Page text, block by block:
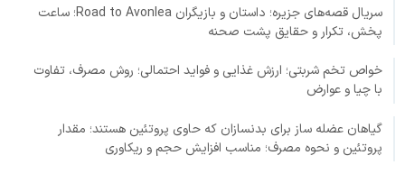
سریال قصه‌های جزیره؛ داستان و بازیگران Road to Avonlea؛ ساعت
پخش، تکرار و حقایق پشت صحنه
خواص تخم شربتی؛ ارزش غذایی و فواید احتمالی؛ روش مصرف، تفاوت
با چیا و عوارض
گیاهان عضله ساز برای بدنسازان که حاوی پروتئین هستند؛ مقدار
پروتئین و نحوه مصرف؛ مناسب افزایش حجم و ریکاوری